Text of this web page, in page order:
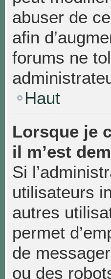
abuser de
afin
forums ne
Haut
Lorsque je
il m’est
Si
utilisateurs
autres
permet
de
ou des